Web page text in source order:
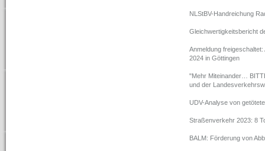
NLStBV-Handreichung
Gleichwertigkeitsbericht
Anmeldung
2024 in Göttingen
"Mehr Miteinander…
und der
UDV-Analyse von
Straßenverkehr 2023: 8
BALM: Förderung von